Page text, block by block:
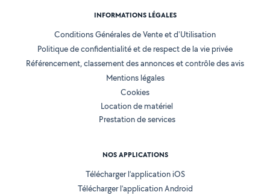
INFORMATIONS LÉGALES
Conditions Générales de Vente et d'Utilisation
Politique de confidentialité et de respect de la vie privée
Référencement, classement des annonces et contrôle des avis
Mentions légales
Cookies
Location de matériel
Prestation de services
NOS APPLICATIONS
Télécharger l’application iOS
Télécharger l’application Android